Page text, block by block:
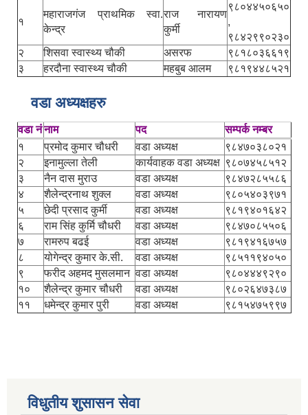
१
महाराजगंज प्राथमिक स्वा.
केन्द्र
राज नारायण
कुर्मी
९८०४४५०६५०
,
९८४२९९०२३०
२
शिसवा स्वास्थ्य चौकी असरफ
९८१८०३६६१९
३
हरदौना स्वास्थ्य चौकी महबुब आलम ९८१९४४८५२१
वडा अध्यक्षहरु
वडा नंनाम पद
सम्पर्क नम्बर
१
प्रमोद कुमार चौधरी वडा अध्यक्ष
९८४७०३८०२१
२
इनामुल्ला तेली कार्यवाहक वडा अध्यक्ष ९८०७४५८५१२
३
नैन दास मुराउ वडा अध्यक्ष
९८४७२८५५८६
४
शैलेन्द्रनाथ शुक्ल वडा अध्यक्ष
९८०५४०३९७१
५
छेदी प्रसाद कुर्मी वडा अध्यक्ष
९८१९४०१६४२
६
राम सिंह कुर्मि चौधरी वडा अध्यक्ष
९८४७०८५५०६
७
रामरुप बढई वडा अध्यक्ष
९८१९४१६७५७
८
योगेन्द्र कुमार के.सी. वडा अध्यक्ष
९८५११९४०५०
९
फरीद अहमद मुसलमान वडा अध्यक्ष
९८०४४४९२९०
१०
शैलेन्द्र कुमार चौधरी वडा अध्यक्ष
९८०२६४७३८७
११
धमेन्द्र कुमार पुरी वडा अध्यक्ष ९८१५४७५९९७
विधुतीय शुसासन सेवा